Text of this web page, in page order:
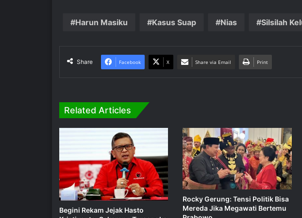
Harun Masiku Kasus Suap Nias Silsilah
Share Facebook X Share via Email Print
Related Articles
Begini Rekam Jejak Hasto
Rocky Gerung: Tensi Politik Bisa
Mereda Jika Megawati Bertemu